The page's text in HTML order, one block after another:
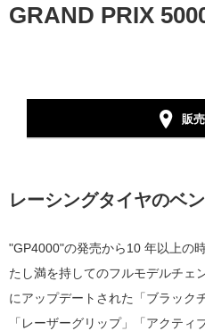
GRAND PRIX
販
レーシングタイヤのベ
"GP4000"の発売から10 年以上の
たし満を持してのフルモデルチェ
にアップデートされた「ブラック
「レーザーグリップ」「アクテ